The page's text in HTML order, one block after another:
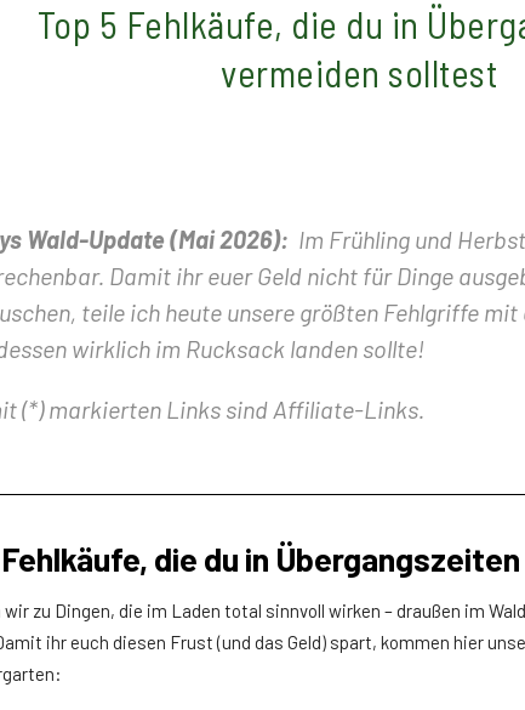
Top 5 Fehlkäufe, die du in
vermeiden solltest
Wald-Update (Mai 2026): Im Frühling und
Damit ihr euer Geld nicht für Dinge
teile ich heute unsere größten Fehlgriffe mit
wirklich im Rucksack landen sollte!
(*) markierten Links sind Affiliate-Links.
die du in
zu Dingen, die im Laden total sinnvoll wirken – draußen im
ihr euch diesen Frust (und das Geld) spart, kommen hier